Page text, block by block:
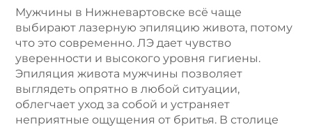
Мужчины в Нижневартовске всё чаще
выбирают лазерную эпиляцию живота, потому
что это современно. ЛЭ дает чувство
уверенности и высокого уровня гигиены.
Эпиляция живота мужчины позволяет
выглядеть опрятно в любой ситуации,
облегчает уход за собой и устраняет
неприятные ощущения от бритья. В столице